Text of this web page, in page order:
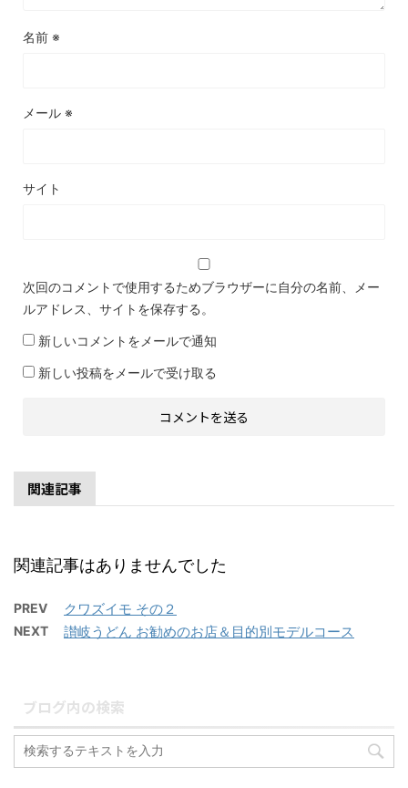
名前 ※
メール ※
サイト
次回のコメントで使用するためブラウザーに自分の名前、メー
ルアドレス、サイトを保存する。
新しいコメントをメールで通知
新しい投稿をメールで受け取る
関連記事
関連記事はありませんでした
PREV クワズイモ その２
NEXT 讃岐うどん お勧めのお店＆目的別モデルコース
ブログ内の検索